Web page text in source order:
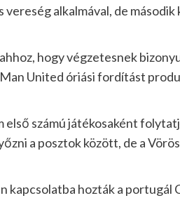
alkalmával, de
hogy végzetesnek
United óriási fordítást
első számú játékosaként
a posztok között, de a
kapcsolatba hozták a portugál